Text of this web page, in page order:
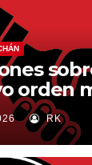
orden
RK